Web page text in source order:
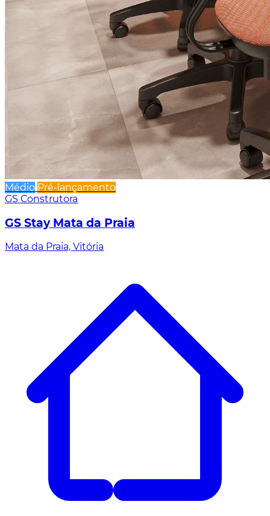
Médio Pré-lançamento
GS Construtora
GS Stay Mata da Praia
Mata da Praia, Vitória